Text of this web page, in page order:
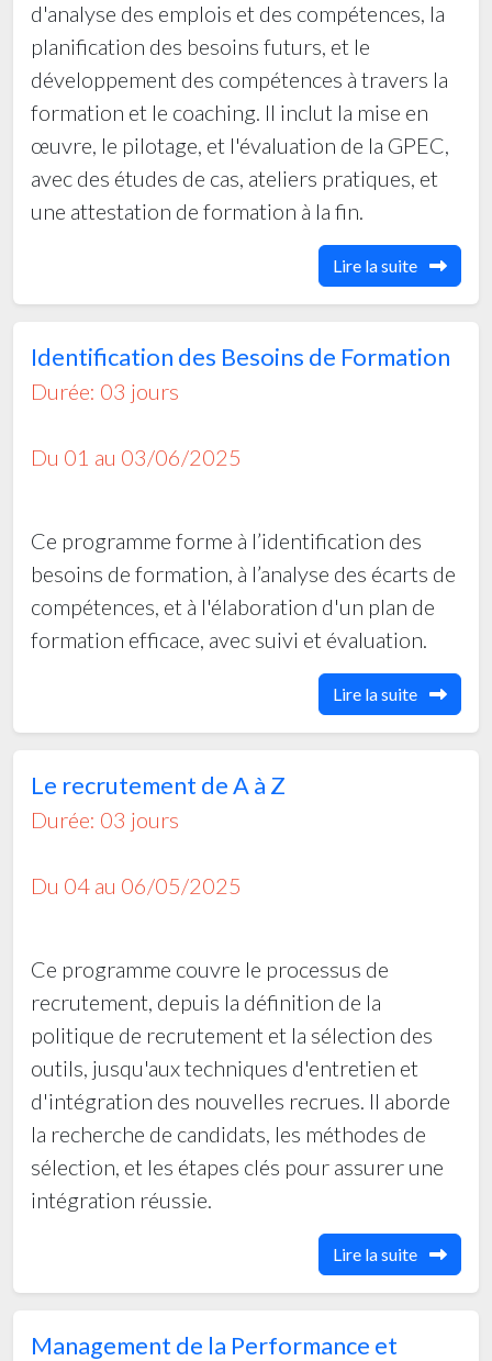
d'analyse des emplois et des compétences, la
planification des besoins futurs, et le
développement des compétences à travers la
formation et le coaching. Il inclut la mise en
œuvre, le pilotage, et l'évaluation de la GPEC,
avec des études de cas, ateliers pratiques, et
une attestation de formation à la fin.
Lire la suite
Identification des Besoins de Formation
Durée: 03 jours
Du 01 au 03/06/2025
Ce programme forme à l’identification des
besoins de formation, à l’analyse des écarts de
compétences, et à l'élaboration d'un plan de
formation efficace, avec suivi et évaluation.
Lire la suite
Le recrutement de A à Z
Durée: 03 jours
Du 04 au 06/05/2025
Ce programme couvre le processus de
recrutement, depuis la définition de la
politique de recrutement et la sélection des
outils, jusqu'aux techniques d'entretien et
d'intégration des nouvelles recrues. Il aborde
la recherche de candidats, les méthodes de
sélection, et les étapes clés pour assurer une
intégration réussie.
Lire la suite
Management de la Performance et